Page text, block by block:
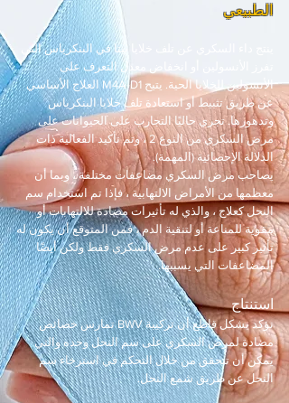
الطبيعي
ينتج داء السكري عن تلف خلايا بيتا في البنكرياس التي
تفرز الأنسولين أو انخفاض معدل التعرف على
الأنسولين للخلايا الحية. يتيح M4A-D1 العلاج الأساسي
عن طريق تثبيط أو استعادة تلف خلايا البنكرياس
وتدهورها. تجري حاليًا التجارب على الحيوانات على
مرض السكري من النوع 2 ، وتم تأكيد الفعالية ذات
الدلالة الإحصائية (المهمة).
يصاحب مرض السكري مضاعفات مختلفة ، وبما أن
معظمها من الأمراض الالتهابية ، فإذا تم استخدام سم
النحل كعلاج ، والذي له تأثيرات مضادة للالتهابات أو
مقوية للمناعة أو لتنقية الدم ، فمن المتوقع أن يكون له
تأثير كبير على عدم مرض السكري فقط ولكن أيضًا
المضاعفات التي يسببها.
استنتاج
نؤكد بشكل قاطع أن تركيبة BWV تمارس خصائص
مضادة لمرض السكري على سم النحل وحده والتي
يمكن أن تتحقق من خلال التحكم في استرخاء سم
النحل عن طريق شمع النحل.